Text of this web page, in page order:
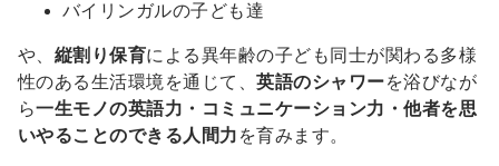
バイリンガルの子ども達
や、 縦割り保育による異年齢の子ども同士が関わる多様
性のある生活環境を通じて、英語のシャワーを浴びなが
ら一生モノの英語力・コミュニケーション力・他者を思
いやることのできる人間力 を育みます。